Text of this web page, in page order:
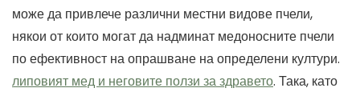
може да привлече различни местни видове пчели,
някои от които могат да надминат медоносните пчели
по ефективност на опрашване на определени култури.
липовият мед и неговите ползи за здравето. Така, като